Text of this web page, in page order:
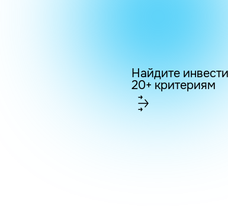
Найдите
20+ критериям